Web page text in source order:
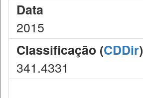
Data
2015
Classificação (CDDir)
341.4331